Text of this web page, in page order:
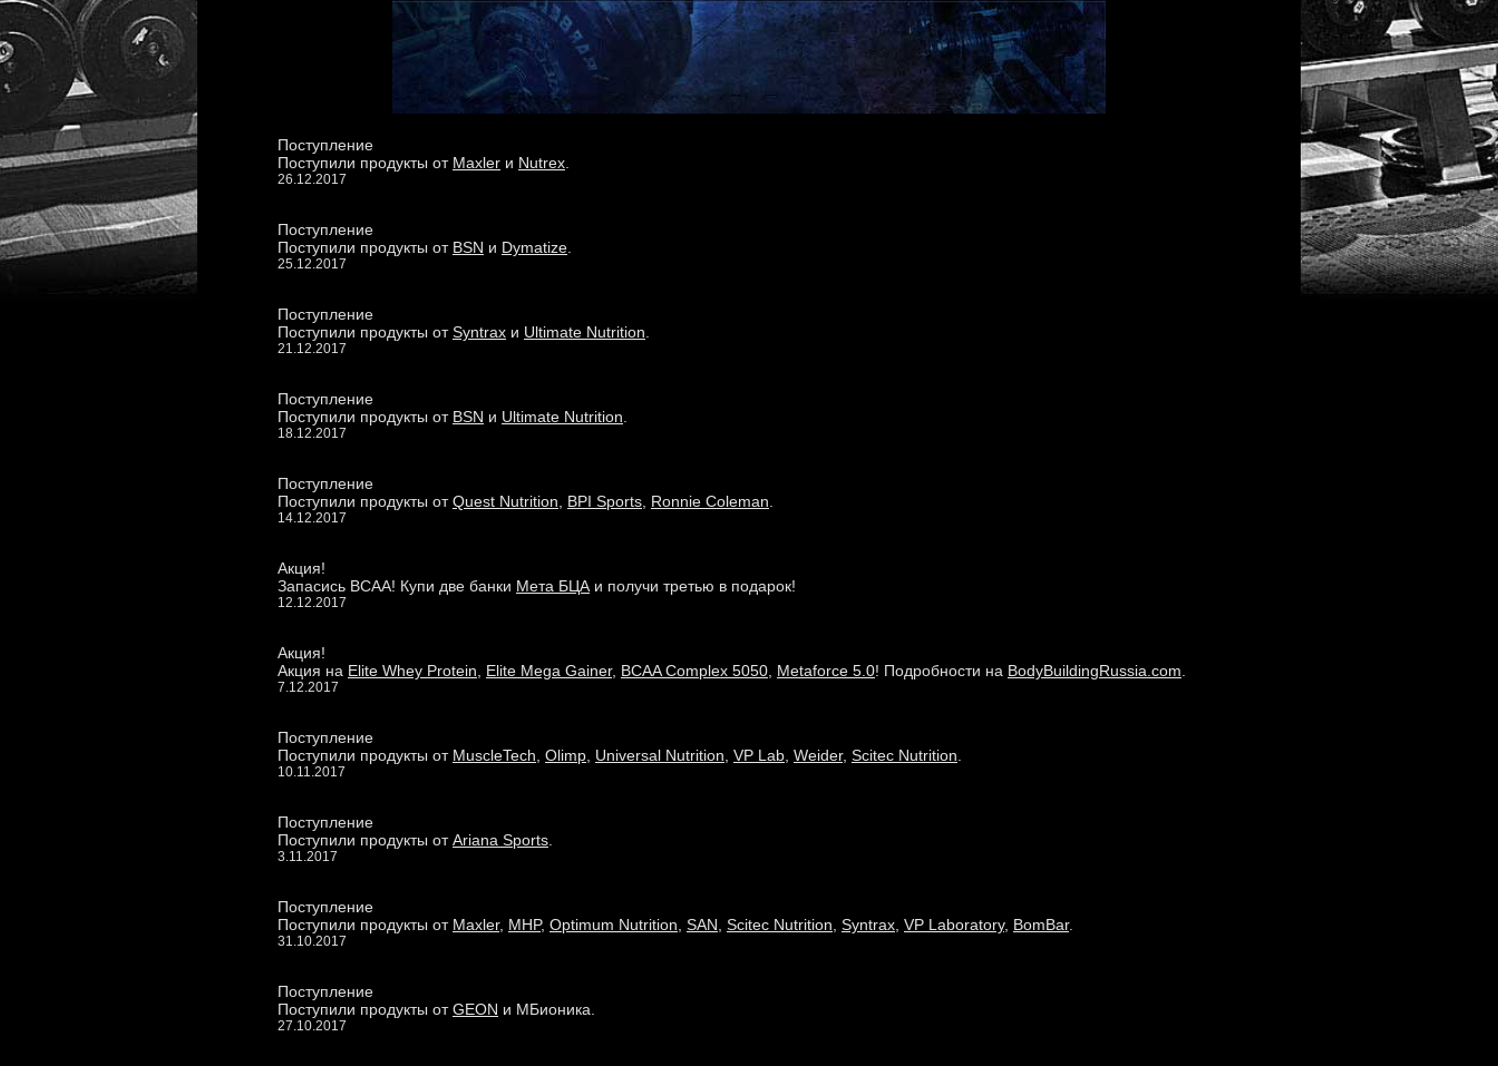
Поступление
Поступили продукты от Maxler и Nutrex
26.12.2017
Поступление
Поступили продукты от BSN и Dymatize
25.12.2017
Поступление
Поступили продукты отSyntrax и Ultimate Nutrition
21.12.2017
Поступление
Поступили продукты от BSN и Ultimate Nutrition
18.12.2017
Поступление
Поступили продукты отQuest Nutrition BPI Sports Ronnie Coleman
14.12.2017
Акция!
Запасись BCAA! Купи две банки Мета БЦА и получи третью в подарок!
12.12.2017
Акция!
Акция на Elite Whey Protein Elite Mega Gainer, BCAA Complex 5050 Metaforce 5.0! Подробности на BodyBuildingRussia.com
7.12.2017
Поступление
Поступили продукты от MuscleTech Olimp Universal Nutrition VP Lab Weider, Scitec Nutrition
10.11.2017
Поступление
Поступили продукты отAriana Sports
3.11.2017
Поступление
Поступили продукты от Maxler, MHP, Optimum Nutrition SAN Scitec Nutrition Syntrax VP Laboratory, BomBar.
31.10.2017
Поступление
Поступили продукты отGEON и МБионика.
27.10.2017